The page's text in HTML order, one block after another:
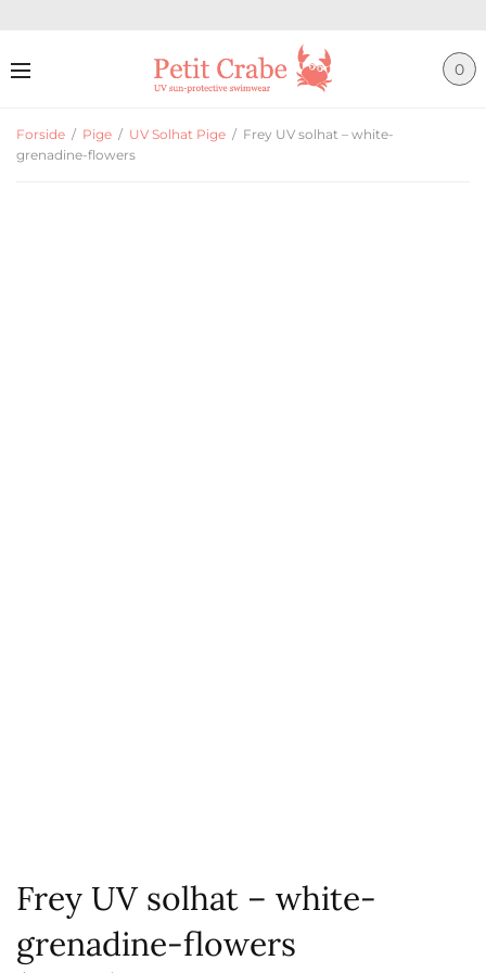
0
Forside / Pige / UV Solhat Pige / Frey UV solhat – white-
grenadine-flowers
Frey UV solhat – white-
grenadine-flowers